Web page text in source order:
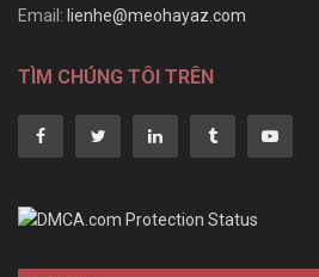
Email: lienhe@meohayaz.com
TÌM CHÚNG TÔI TRÊN